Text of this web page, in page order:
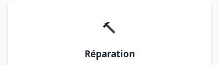
🔨
Réparation